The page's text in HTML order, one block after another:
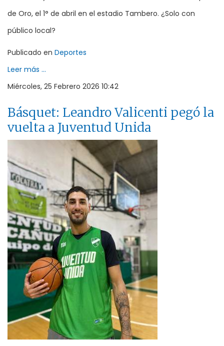
de Oro, el 1° de abril en el estadio Tambero. ¿Solo con
público local?
Publicado en Deportes
Leer más ...
Miércoles, 25 Febrero 2026 10:42
Básquet: Leandro Valicenti pegó la
vuelta a Juventud Unida